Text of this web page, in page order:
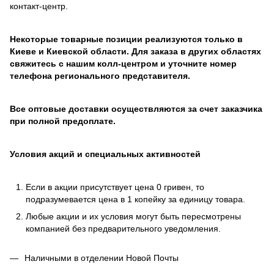
контакт-центр.
Некоторые товарные позиции реализуются только в
Киеве и Киевской области. Для заказа в других областях
свяжитесь с нашим колл-центром и уточните номер
телефона регионального представителя.
Все оптовые доставки осуществляются за счет заказчика
при полной предоплате.
Условия акций и специальных активностей
Если в акции присутствует цена 0 гривен, то
подразумевается цена в 1 копейку за единицу товара.
Любые акции и их условия могут быть пересмотрены
компанией без предварительного уведомления.
Наличными в отделении Новой Почты